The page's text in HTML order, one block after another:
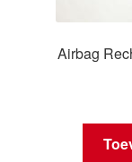
Airbag